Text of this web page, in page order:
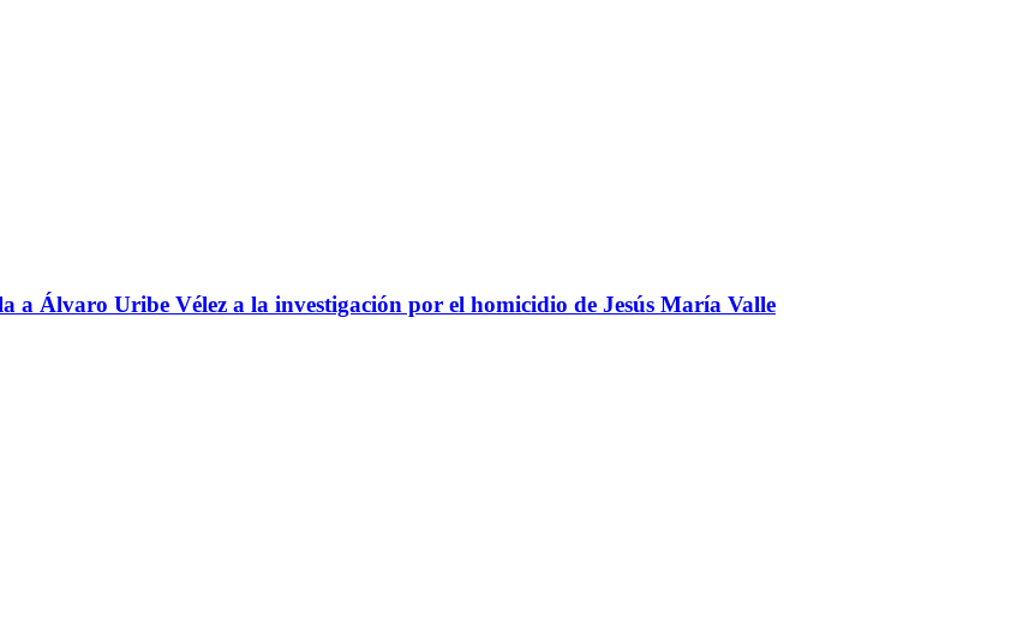
a Álvaro Uribe Vélez a la investigación por el homicidio de Jesús María Valle